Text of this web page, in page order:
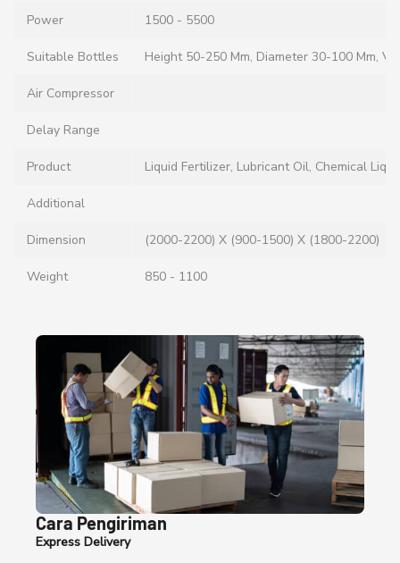
Power 1500 - 5500
Suitable Bottles Height 50-250 Mm, Diameter 30-100 Mm,
Air Compressor
Delay Range
Product Liquid Fertilizer, Lubricant Oil, Chemical
Additional
Dimension (2000-2200) X (900-1500) X (1800-2200)
Weight 850 - 1100
Cara Pengiriman
Express Delivery